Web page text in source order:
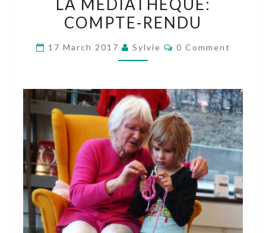
CROCHET
À
MÉDIATHÈQUE:
LA MÉDIATHÈQUE:
COMPTE-RENDU
17 March 2017 Sylvie Comments
0 Comment